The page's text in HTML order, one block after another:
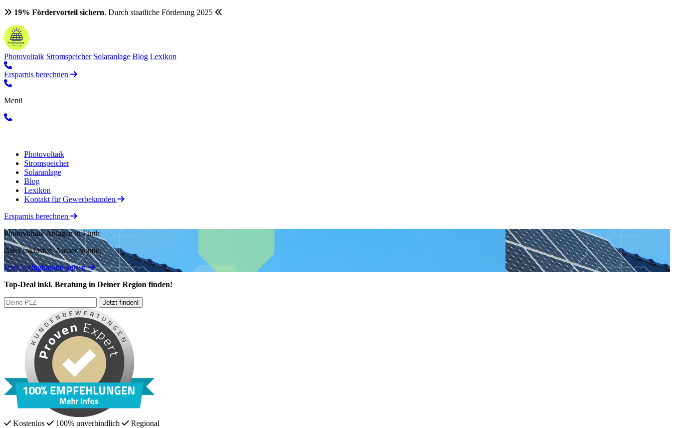
19% Fördervorteil sichern. Durch staatliche Förderung 2025
Photovoltaik Stromspeicher Solaranlage Blog Lexikon
Ersparnis berechnen
Menü
Photovoltaik
Stromspeicher
Solaranlage
Blog
Lexikon
Kontakt für Gewerbekunden
Ersparnis berechnen
Photovoltaik Anlagen in Fürth
Alles Inklusive.Ausser Sonne.
Jetzt Verfügbarkeit prüfen
Top-Deal inkl. Beratung in Deiner Region finden!
Kostenlos 100% unverbindlich
Regional